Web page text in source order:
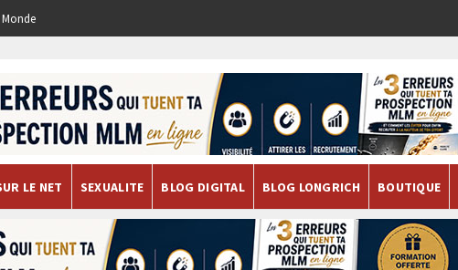
LE NET SEXUALITE BLOG DIGITAL BLOG LONGRICH BOUTIQUE